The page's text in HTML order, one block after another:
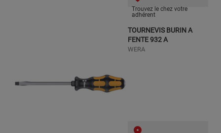
Trouvez le chez votre
adhérent
TOURNEVIS BURIN A
FENTE 932 A
WERA